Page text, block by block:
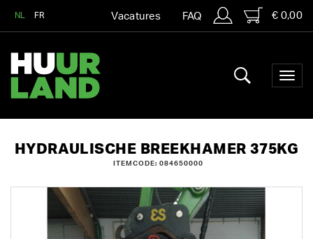
NL FR Vacatures FAQ € 0,00
HYDRAULISCHE BREEKHAMER 375KG
ITEMCODE: 084650000